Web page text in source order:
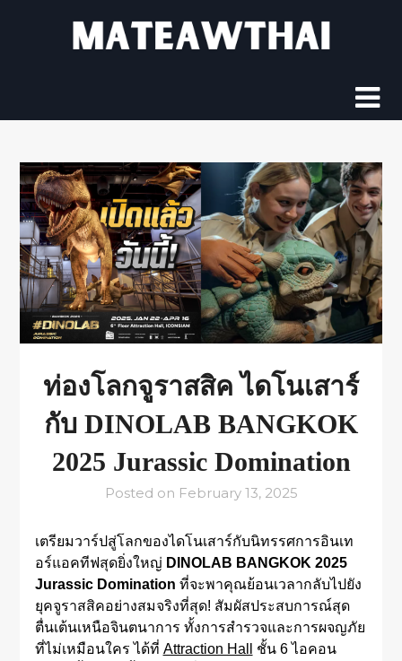
ท่องโลกจูราสสิค ไดโนเสาร์
กับ DINOLAB BANGKOK
2025 Jurassic Domination
Posted on February 13, 2025
เตรียมวาร์ปสู่โลกของไดโนเสาร์กับนิทรรศการอินเท
อร์แอคทีฟสุดยิ่งใหญ่ DINOLAB BANGKOK 2025
Jurassic Domination ที่จะพาคุณย้อนเวลากลับไปยัง
ยุคจูราสสิคอย่างสมจริงที่สุด! สัมผัสประสบการณ์สุด
ตื่นเต้นเหนือจินตนาการ ทั้งการสำรวจและการผจญภัย
ที่ไม่เหมือนใคร ได้ที่ Attraction Hall
ชั้น 6 ไอคอน